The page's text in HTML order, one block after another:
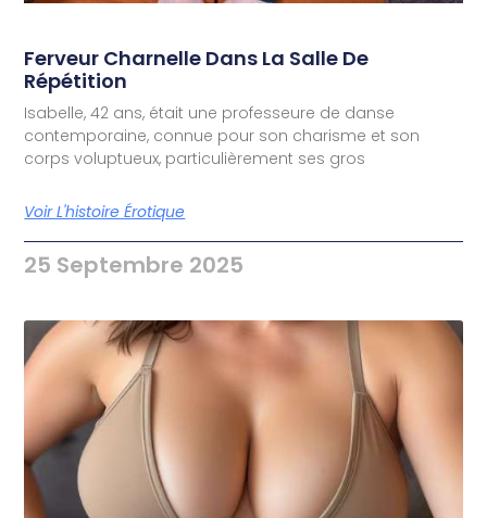
Ferveur Charnelle Dans La Salle De
Répétition
Isabelle, 42 ans, était une professeure de danse
contemporaine, connue pour son charisme et son
corps voluptueux, particulièrement ses gros
Voir L'histoire Érotique
25 Septembre 2025